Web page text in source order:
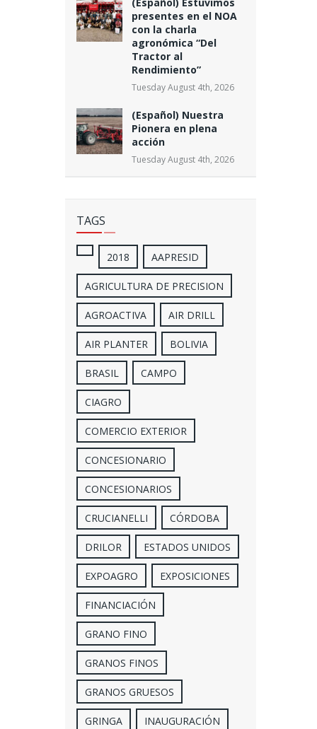
(Español) Estuvimos
presentes en el NOA
con la charla
agronómica “Del
Tractor al
Rendimiento”
Tuesday August 4th, 2026
(Español) Nuestra
Pionera en plena
acción
Tuesday August 4th, 2026
TAGS
2018 AAPRESID
AGRICULTURA DE PRECISION
AGROACTIVA AIR DRILL
AIR PLANTER BOLIVIA
BRASIL CAMPO
CIAGRO
COMERCIO EXTERIOR
CONCESIONARIO
CONCESIONARIOS
CRUCIANELLI CÓRDOBA
DRILOR ESTADOS UNIDOS
EXPOAGRO EXPOSICIONES
FINANCIACIÓN
GRANO FINO
GRANOS FINOS
GRANOS GRUESOS
GRINGA INAUGURACIÓN